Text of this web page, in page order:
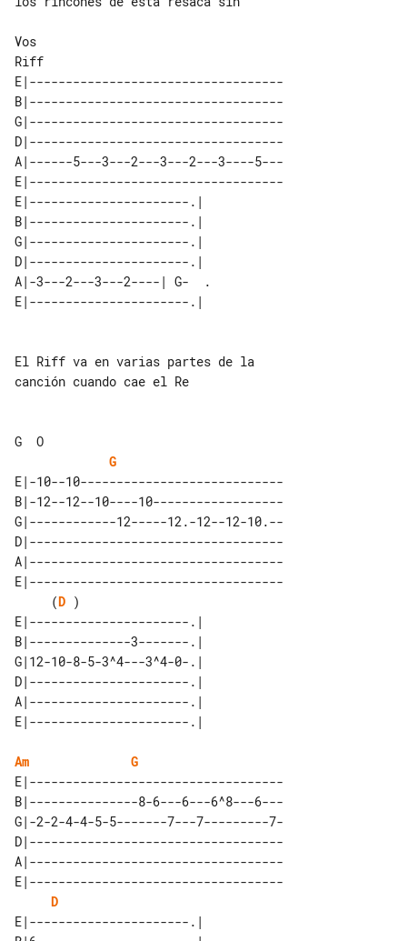
Riff
E|-----------------------------------
B|-----------------------------------
G|-----------------------------------
D|-----------------------------------
A|------5---3---2---3---2---3----5---
E|-----------------------------------
E|----------------------.|
B|----------------------.|
G|----------------------.|
D|----------------------.|
A|-3---2---3---2----| G-  .
El Riff va en varias partes de la
canción cuando cae el Re
G
E|-10--10----------------------------
B|-12--12--10----10------------------
G|------------12-----12.-12--12-10.--
D|-----------------------------------
A|-----------------------------------
E|-----------------------------------
     (
D )
E|----------------------.|
B|--------------3-------.|
G|12-10-8-5-3^4---3^4-0-.|
D|----------------------.|
A|----------------------.|
Am
G
E|-----------------------------------
B|---------------8-6---6---6^8---6---
G|-2-2-4-4-5-5-------7---7---------7-
D|-----------------------------------
A|-----------------------------------
E|-----------------------------------
D
E|----------------------.|